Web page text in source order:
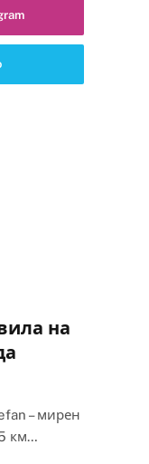
на
– мирен
км…